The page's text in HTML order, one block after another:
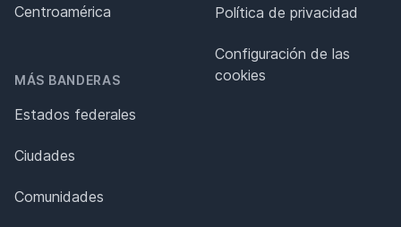
Centroamérica
MÁS BANDERAS
Estados federales
Ciudades
Comunidades
Política de privacidad
Configuración de las
cookies